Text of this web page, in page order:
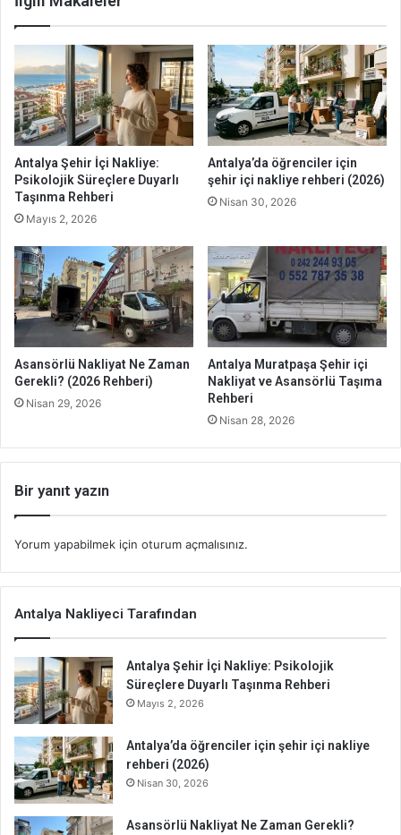
Antalya Şehir İçi Nakliye:
Psikolojik Süreçlere Duyarlı
Taşınma Rehberi
Mayıs 2, 2026
Antalya’da öğrenciler için
şehir içi nakliye rehberi (2026)
Nisan 30, 2026
Asansörlü Nakliyat Ne Zaman
Gerekli? (2026 Rehberi)
Nisan 29, 2026
Antalya Muratpaşa Şehir içi
Nakliyat ve Asansörlü Taşıma
Rehberi
Nisan 28, 2026
Bir yanıt yazın
Yorum yapabilmek için oturum açmalısınız.
Antalya Nakliyeci Tarafından
Antalya Şehir İçi Nakliye: Psikolojik
Süreçlere Duyarlı Taşınma Rehberi
Mayıs 2, 2026
Antalya’da öğrenciler için şehir içi nakliye
rehberi (2026)
Nisan 30, 2026
Asansörlü Nakliyat Ne Zaman Gerekli?